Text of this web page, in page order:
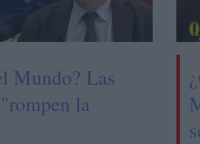
Mundo? Las
la